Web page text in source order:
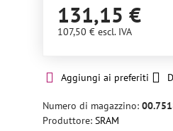
131,15 €
107,50 € escl. IVA
Aggiungi ai preferiti
Numero di magazzino:
Produttore: SRAM